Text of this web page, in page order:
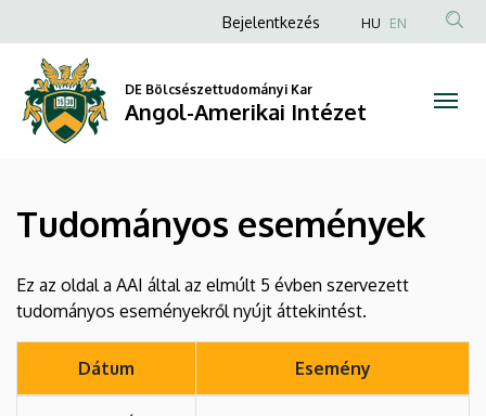
események
Angol-
Amerikai
Intézet
a
tartalomra
Anonim
fiók
menüje
Bejelentkezés HU EN
DE Bölcsészettudományi Kar
Angol-Amerikai Intézet
Tudományos események
Ez az oldal a AAI által az elmúlt 5 évben szervezett
tudományos eseményekről nyújt áttekintést.
Dátum Esemény